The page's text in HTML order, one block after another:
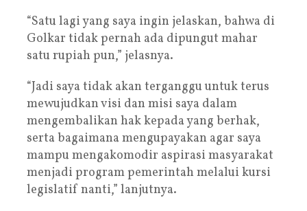
“Satu lagi yang saya ingin jelaskan, bahwa di
Golkar tidak pernah ada dipungut mahar
satu rupiah pun,” jelasnya.
“Jadi saya tidak akan terganggu untuk terus
mewujudkan visi dan misi saya dalam
mengembalikan hak kepada yang berhak,
serta bagaimana mengupayakan agar saya
mampu mengakomodir aspirasi masyarakat
menjadi program pemerintah melalui kursi
legislatif nanti,” lanjutnya.